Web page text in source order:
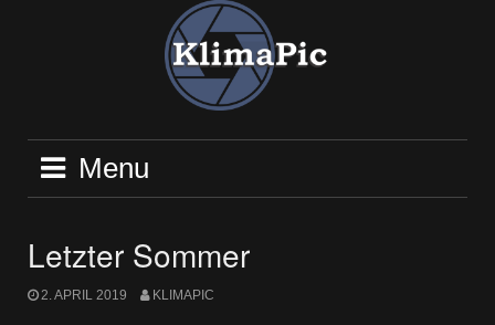
Menu
Letzter Sommer
2. APRIL 2019 KLIMAPIC